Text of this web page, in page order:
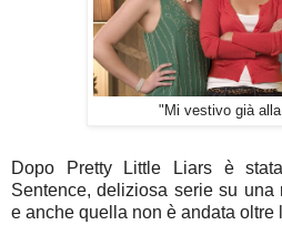
"Mi vestivo già
Dopo Pretty Little Liars è
Sentence, deliziosa serie su una
e anche quella non è andata oltre